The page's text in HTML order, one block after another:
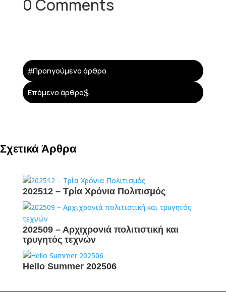
0 Comments
#Προηγούμενο άρθρο
Επόμενο άρθρο$
Σχετικά Άρθρα
202512 – Τρία Χρόνια Πολιτισμός
202509 – Αρχιχρονιά πολιτιστική και
τρυγητός τεχνών
Hello Summer 202506